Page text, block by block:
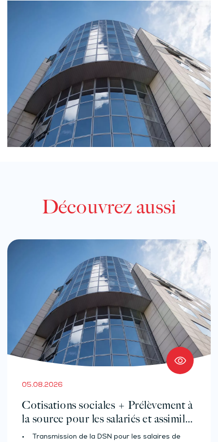
Découvrez aussi
05.08.2026
Cotisations sociales + Prélèvement à
la source pour les salariés et assimilés
(effectif d’au moins 50 salariés)
• Transmission de la DSN pour les salaires de